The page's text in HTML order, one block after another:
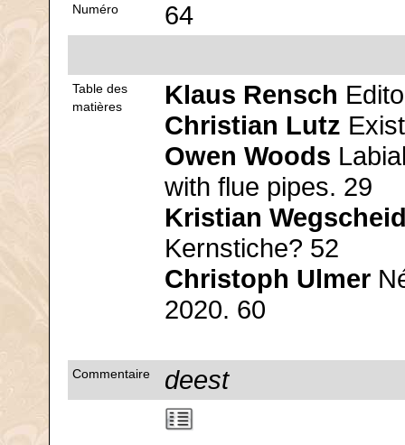
Numéro 64
Table des
matières
Klaus Rensch
Christian Lutz
Owen Woods
with flue pipes. 29
Kristian
Kernstiche? 52
Christoph Ulmer
2020. 60
Commentaire deest